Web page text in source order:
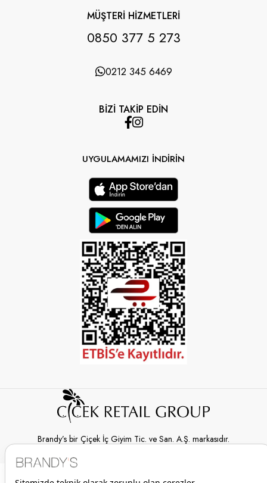
MÜŞTERİ HİZMETLERİ
0850 377 5 273
0212 345 6469
BİZİ TAKİP EDİN
UYGULAMAMIZI İNDİRİN
Brandy’s bir Çiçek İç Giyim Tic. ve San. A.Ş. markasıdır.
© 2026 Brandy’s | Her hakkı saklıdır.